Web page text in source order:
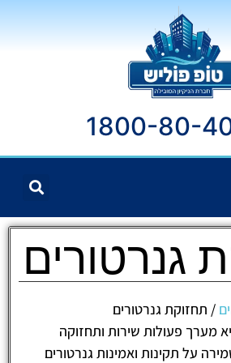
1800-80-
גנרטורים
/ תחזוקת גנרטורים
מערך פעולות שירות ותחזוקה
על תקינות ואמינות גנרטורים